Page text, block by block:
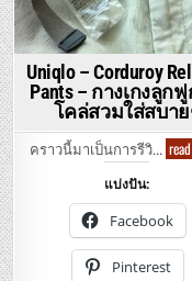
ยู
นิ
โคล่
เสื้อ
ยืด
คอ
เต่า
แขน
ยาว
ผ้า
ฝ้าย
พรี
นิ่ม
ใส่
สบาย
Uniqlo – Corduroy
Pants – กางเกงลูก
โคล่สวมใส่สบา
คราวนี้มาเป็นการรีวิ…
แบ่งปัน:
Facebook
Pinterest